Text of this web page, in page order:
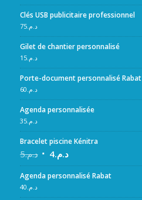
Clés USB publicitaire professionnel
د.م.75
Gilet de chantier personnalisé
د.م.15
Porte-document personnalisé Rabat
د.م. 60
Agenda personnalisée
د.م.35
Bracelet piscine Kénitra
د.م.5 د.م.4
Agenda personnalisé Rabat
د.م. 40